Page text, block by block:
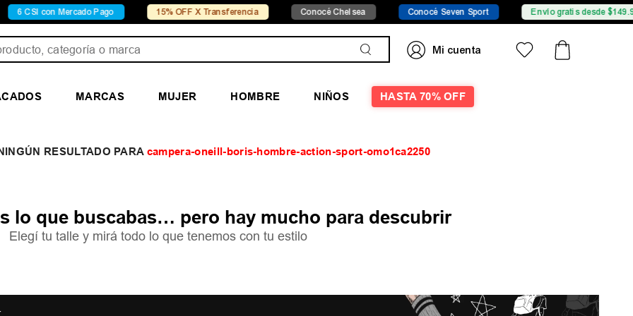
6 CSI con Mercado Pago 15% OFF X Transferencia Conocé Chelsea Conocé Seven Sport Envío gratis desde $149.999
MARCAS MUJER HOMBRE NIÑOS HASTA 70% OFF
campera-oneill-boris-hombre-action-sport-omo1ca2250
lo que buscabas… pero hay mucho para descubrir
Elegí tu talle y mirá todo lo que tenemos con tu estilo